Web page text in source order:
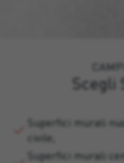
Scegli
Superfici murali
civile;
Superfici murali